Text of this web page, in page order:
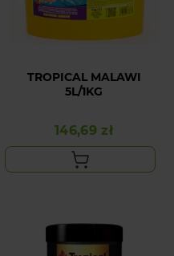
TROPICAL MALAWI
5L/1KG
Cena
146,69 zł